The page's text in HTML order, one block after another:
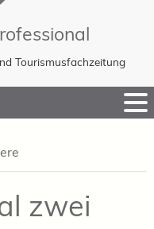
Tourismusfachzeitung
zwei